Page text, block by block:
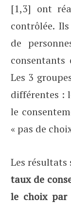
[1,3] ont
contrôlée.
de
consentants
Les 3
différentes :
le
« pas de
Les
taux de
le choix par